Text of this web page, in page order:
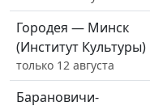
Городея — Минск
(Институт Культуры)
только 12 августа
Барановичи-